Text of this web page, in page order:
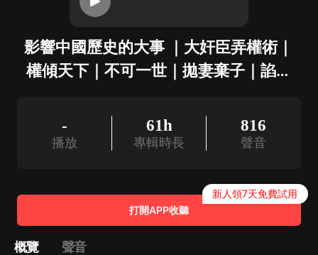
影響中國歷史的大事 ｜大奸臣弄權術｜
權傾天下｜不可一世｜拋妻棄子｜諂媚
-
播放
61h
專輯時長
816
聲音
打開APP收聽
新人領7天免費試用
概覽 聲音